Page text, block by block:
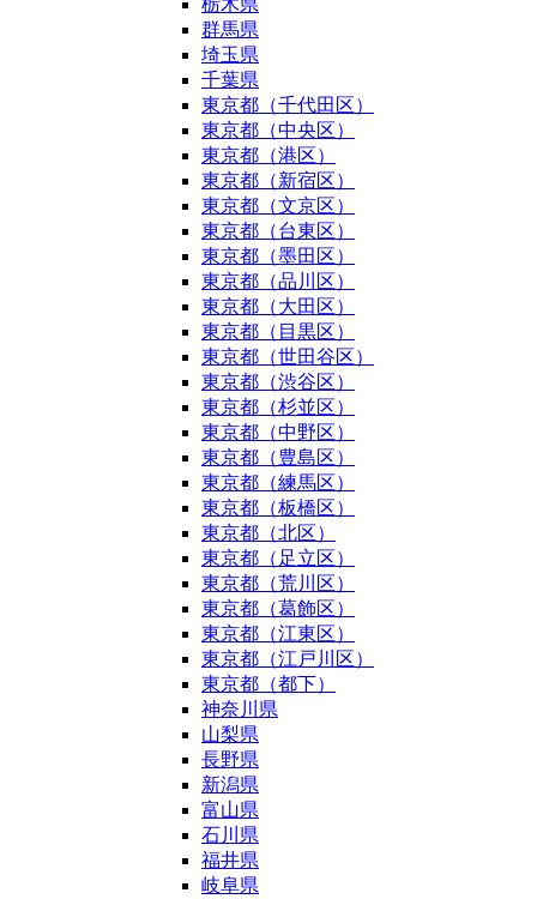
栃木県
群馬県
埼玉県
千葉県
東京都（千代田区）
東京都（中央区）
東京都（港区）
東京都（新宿区）
東京都（文京区）
東京都（台東区）
東京都（墨田区）
東京都（品川区）
東京都（大田区）
東京都（目黒区）
東京都（世田谷区）
東京都（渋谷区）
東京都（杉並区）
東京都（中野区）
東京都（豊島区）
東京都（練馬区）
東京都（板橋区）
東京都（北区）
東京都（足立区）
東京都（荒川区）
東京都（葛飾区）
東京都（江東区）
東京都（江戸川区）
東京都（都下）
神奈川県
山梨県
長野県
新潟県
富山県
石川県
福井県
岐阜県